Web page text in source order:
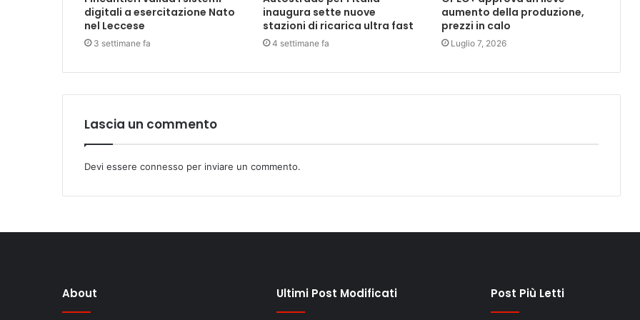
digitali a esercitazione Nato
nel Leccese
3 settimane fa
inaugura sette nuove
stazioni di ricarica ultra fast
4 settimane fa
aumento della produzione,
prezzi in calo
Luglio 7, 2026
Lascia un commento
Devi essere connesso per inviare un commento.
About Ultimi Post Modificati Post Più Letti